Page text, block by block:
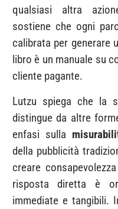
qualsiasi altra
sostiene che ogni
calibrata per generare
libro è un manuale su
cliente pagante.
Lutzu spiega che la
distingue da altre
enfasi sulla
della pubblicità
creare
risposta diretta è
immediate e tangibili.